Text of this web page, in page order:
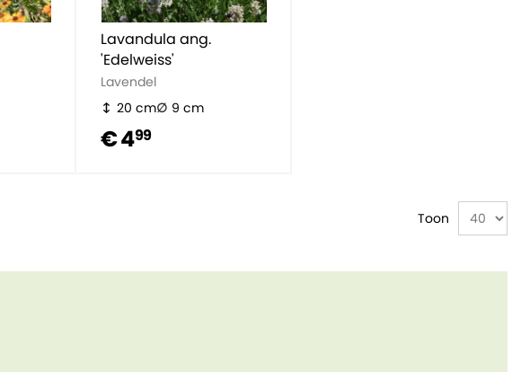
Lavandula ang.
'Edelweiss'
Lavendel
20 cm
9 cm
€ 499
Toon